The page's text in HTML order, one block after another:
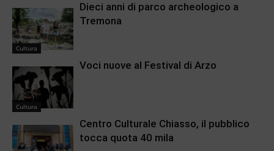
Cultura
Dieci anni di parco archeologico a
Tremona
Cultura
Voci nuove al Festival di Arzo
Centro Culturale Chiasso, il pubblico
tocca quota 40 mila